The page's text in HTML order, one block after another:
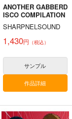
東方錦上
上海アリス幻樂団
1,760 円（税込）
東方Project
ANOTHER GABBERD
ISCO COMPILATION
SHARPNELSOUND
1,430円 （税込）
サンプル
作品詳細